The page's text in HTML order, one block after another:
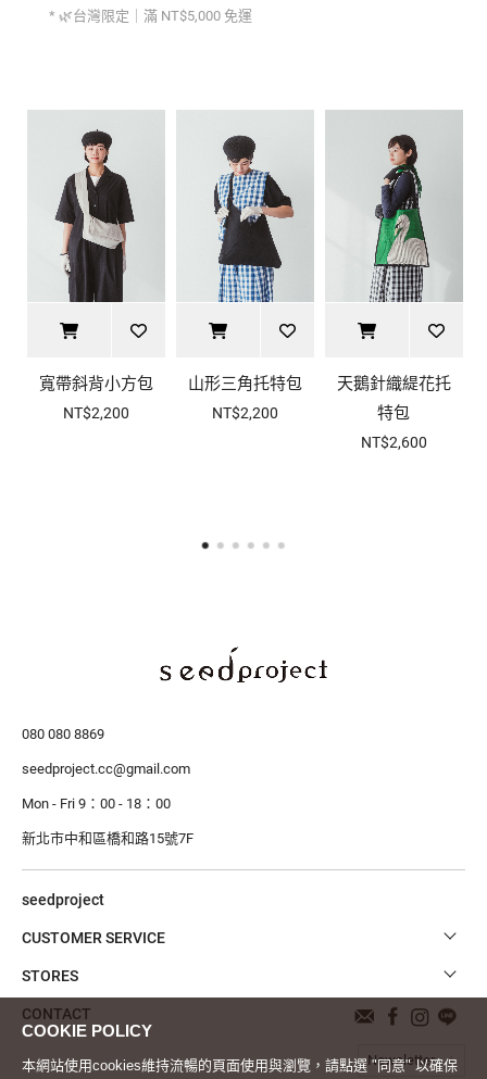
本網站使用cookies維持流暢的頁面使用與瀏覽，請點選 "同意" 以確保
* 🌿台灣限定｜滿 NT$5,000 免運
寬帶斜背小方包
NT$2,200
山形三角托特包
NT$2,200
天鵝針織緹花托
特包
NT$2,600
080 080 8869
seedproject.cc@gmail.com
Mon - Fri 9：00 - 18：00
新北市中和區橋和路15號7F
seedproject
CUSTOMER SERVICE
STORES
CONTACT
Newsletter